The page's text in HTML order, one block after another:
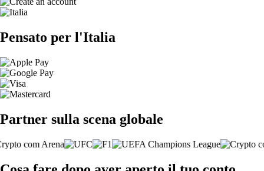
Pensato per l'Italia
Partner sulla scena globale